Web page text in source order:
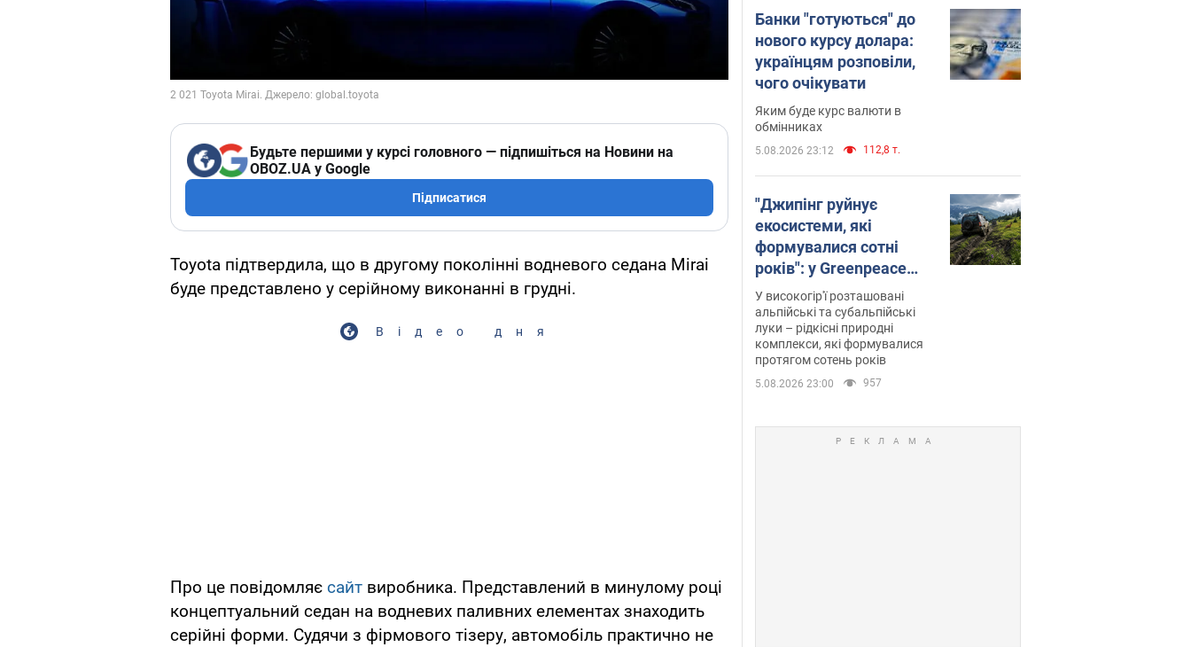
Будьте першими у курсі головного — підпишіться на Новини на
OBOZ.UA у Google
Підписатися
Toyota підтвердила, що в другому поколінні водневого седана Mirai
буде представлено у серійному виконанні в грудні.
Відео дня
Про це повідомляє сайт виробника. Представлений в минулому році
концептуальний седан на водневих паливних елементах знаходить
серійні форми. Судячи з фірмового тізеру, автомобіль практично не
Банки "готуються" до
нового курсу долара:
українцям розповіли,
чого очікувати
Яким буде курс валюти в
обмінниках
5.08.2026 23:12 112,8 т.
"Джипінг руйнує
екосистеми, які
формувалися сотні
років": у Greenpeace
забили на сполох
У високогір'ї розташовані
альпійські та субальпійські
луки – рідкісні природні
комплекси, які формувалися
протягом сотень років
5.08.2026 23:00 957